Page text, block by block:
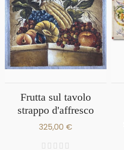
Frutta sul tavolo
strappo d'affresco
325,00 €